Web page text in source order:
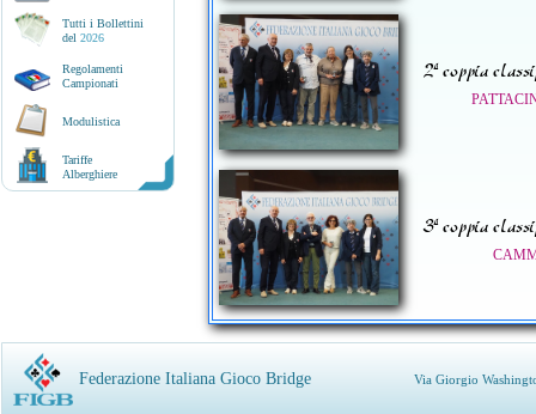
Tutti i Bollettini
del 2026
Regolamenti
Campionati
Modulistica
Tariffe
Alberghiere
2ª coppia
3ª coppia
Federazione Italiana Gioco Bridge Via Giorgio